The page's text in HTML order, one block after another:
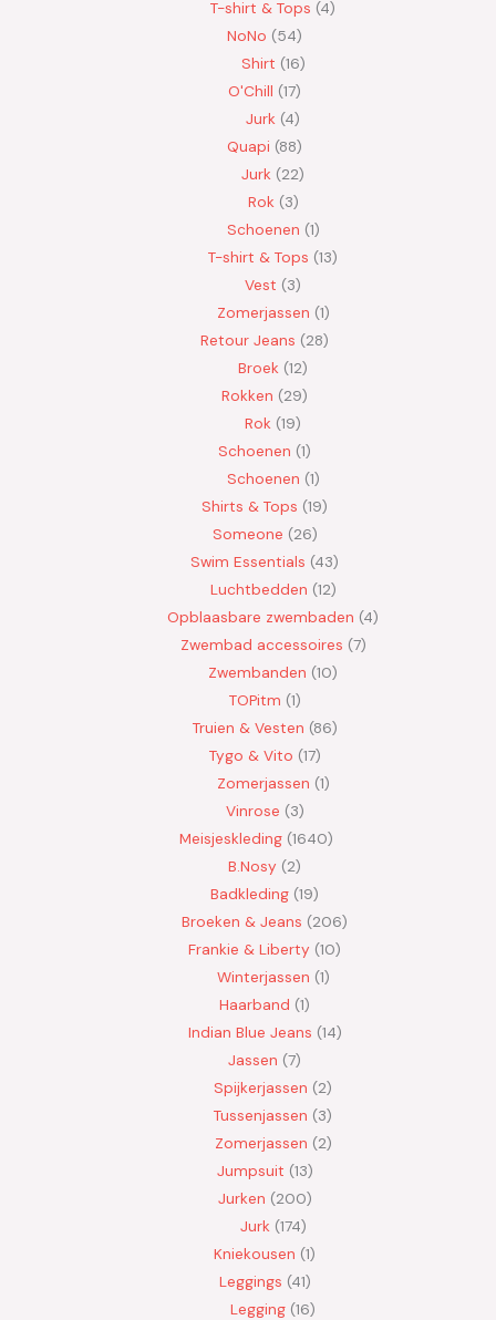
T-shirt & Tops 4
NoNo
54
Shirt 16
O'Chill 17
Jurk 4
Quapi 88
Jurk
22
Rok 3
Schoenen 1
T-shirt & Tops 13
Vest
3
Zomerjassen 1
Retour Jeans
28
Broek 12
Rokken
29
Rok 19
Schoenen 1
Schoenen 1
Shirts & Tops 19
Someone 26
Swim Essentials 43
Luchtbedden 12
Opblaasbare zwembaden 4
Zwembad accessoires 7
Zwembanden 10
TOPitm 1
Truien & Vesten 86
Tygo & Vito 17
Zomerjassen 1
Vinrose 3
Meisjeskleding 1640
B.Nosy
2
Badkleding 19
Broeken & Jeans
206
Frankie & Liberty 10
Winterjassen 1
Haarband 1
Indian Blue Jeans 14
Jassen 7
Spijkerjassen
2
Tussenjassen
3
Zomerjassen 2
Jumpsuit 13
Jurken 200
Jurk 174
Kniekousen 1
Leggings 41
Legging 16